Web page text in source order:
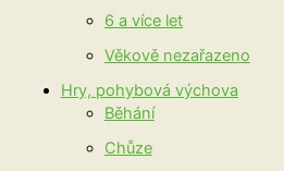
6 a více let
Věkově nezařazeno
Hry, pohybová výchova
Běhání
Chůze